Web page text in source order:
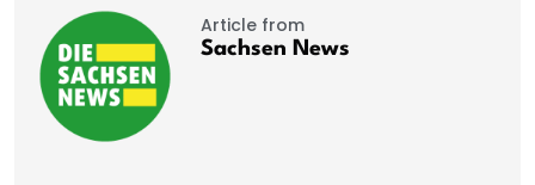
Article from
Sachsen News